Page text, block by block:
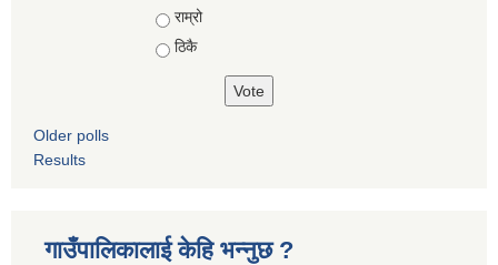
Choices
राम्रो
ठिकै
Older polls
Results
गाउँपालिकालाई केहि भन्नुछ ?